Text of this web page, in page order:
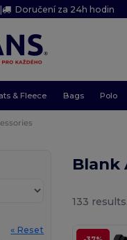
| Doručení za 24h hodin
& Fleece Bags Polo
« Reset
Blank
133 results.